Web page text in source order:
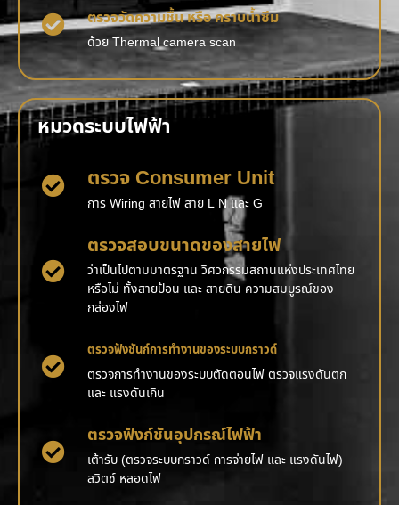
ตรวจวัดความชื้น หรือ คราบน้ำซึม
ด้วย Thermal camera scan
หมวดระบบไฟฟ้า
ตรวจ Consumer Unit
การ Wiring สายไฟ สาย L N และ G
ตรวจสอบขนาดของสายไฟ
ว่าเป็นไปตามมาตรฐาน วิศวกรรมสถานแห่งประเทศไทย
หรือไม่ ทั้งสายป้อน และ สายดิน ความสมบูรณ์ของ
กล่องไฟ
ตรวจฟังชันก์การทำงานของระบบกราวด์
ตรวจการทำงานของระบบตัดตอนไฟ ตรวจแรงดันตก
และ แรงดันเกิน
ตรวจฟังก์ชันอุปกรณ์ไฟฟ้า
เต้ารับ (ตรวจระบบกราวด์ การจ่ายไฟ และ แรงดันไฟ)
สวิตช์ หลอดไฟ